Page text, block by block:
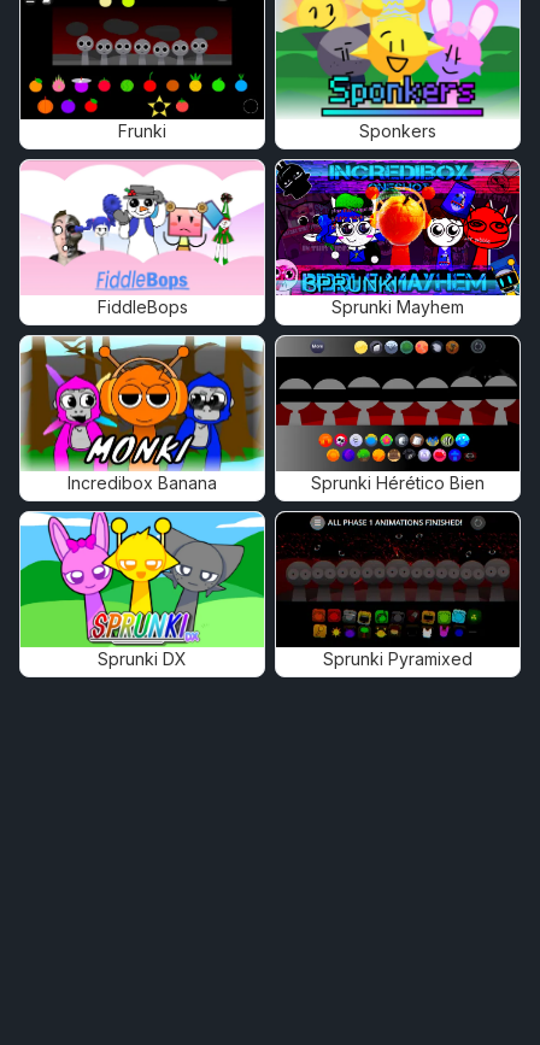
Frunki Sponkers
FiddleBops Sprunki Mayhem
Incredibox Banana Sprunki Hérético Bien
Sprunki DX Sprunki Pyramixed